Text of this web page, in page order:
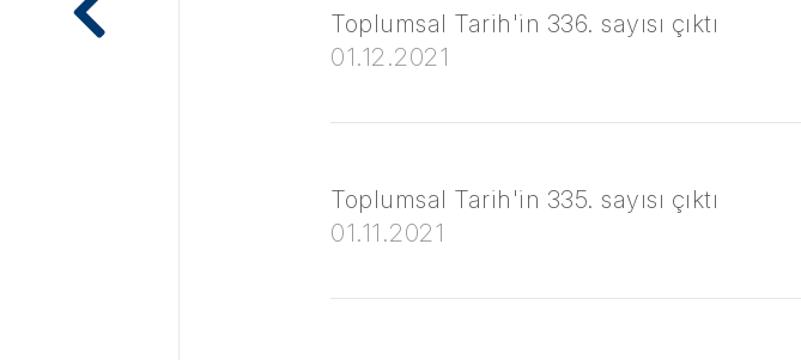
Toplumsal Tarih'in 336. sayısı çıktı
01.12.2021
Toplumsal Tarih'in 335. sayısı çıktı
01.11.2021